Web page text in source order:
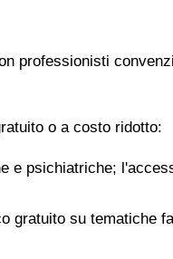
professionisti
o a costo ridotto:
e psichiatriche;
gratuito su tematiche